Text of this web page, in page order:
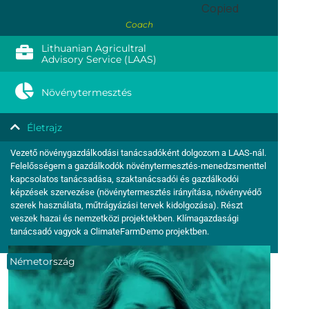
Copied
Coach
Lithuanian Agricultral
Advisory Service (LAAS)
Növénytermesztés
Életrajz
Vezető növénygazdálkodási tanácsadóként dolgozom a LAAS-nál.
Felelősségem a gazdálkodók növénytermesztés-menedzsmenttel
kapcsolatos tanácsadása, szaktanácsadói és gazdálkodói
képzések szervezése (növénytermesztés irányítása, növényvédő
szerek használata, műtrágyázási tervek kidolgozása). Részt
veszek hazai és nemzetközi projektekben. Klímagazdasági
tanácsadó vagyok a ClimateFarmDemo projektben.
Németország